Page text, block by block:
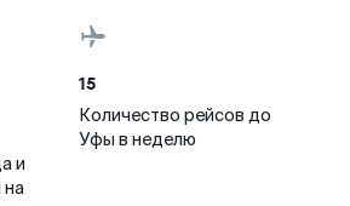
и
на
15
Количество рейсов до
Уфы в неделю